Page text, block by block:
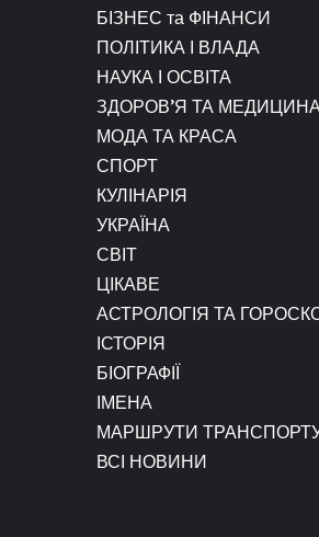
БІЗНЕС та ФІНАНСИ
ПОЛІТИКА І ВЛАДА
НАУКА І ОСВІТА
ЗДОРОВ’Я ТА МЕДИЦИНА
МОДА ТА КРАСА
СПОРТ
КУЛІНАРІЯ
УКРАЇНА
СВІТ
ЦІКАВЕ
АСТРОЛОГІЯ ТА
ІСТОРІЯ
БІОГРАФІЇ
ІМЕНА
МАРШРУТИ
ВСІ НОВИНИ